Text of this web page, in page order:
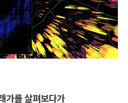
있어야 한다. 세세한 디테일은 설명하
부분이 있다면 각자 익숙한 언어와
가를 살펴보다가